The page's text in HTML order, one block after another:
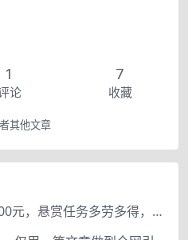
1
论
7
收藏
其他文章
赏帮赚悬赏奖励到账200元，悬赏任务多劳多得，人人可做。